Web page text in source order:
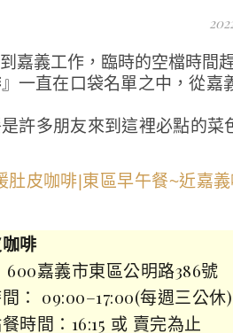
嘉義工作，臨時的空檔時間
』一直在口袋名單之中，從嘉
許多朋友來到這裡必點的
啡
600嘉義市東區公明路386號
： 09:00–17:00(每週三公休)
時間：16:15 或 賣完為止